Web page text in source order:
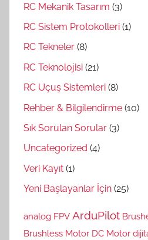
RC Mekanik Tasarım (3)
RC Sistem Protokolleri (1)
RC Tekneler (8)
RC Teknolojisi (21)
RC Uçuş Sistemleri (8)
Rehber & Bilgilendirme (10)
Sık Sorulan Sorular (3)
Uncategorized (4)
Veri Kayıt (1)
Yeni Başlayanlar İçin (25)
analog FPV ArduPilot
Brushless Motor DC Motor